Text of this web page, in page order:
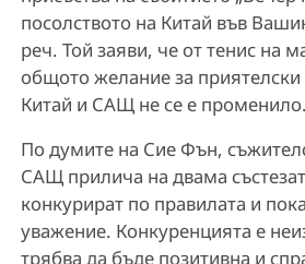
посолството на Китай във
реч. Той заяви, че от тенис на
общото желание за
Китай и САЩ не се е променило.
По думите на Сие Фън,
САЩ прилича на двама
конкурират по правилата и
уважение. Конкуренцията е
трябва да бъде позитивна и